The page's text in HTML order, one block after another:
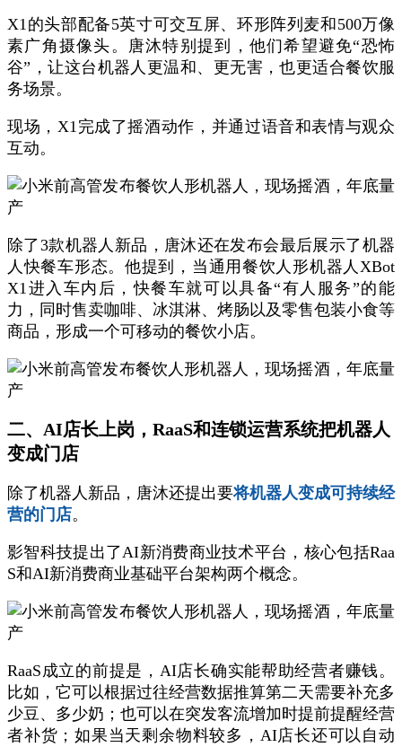
X1的头部配备5英寸可交互屏、环形阵列麦和500万像
素广角摄像头。唐沐特别提到，他们希望避免“恐怖
谷”，让这台机器人更温和、更无害，也更适合餐饮服
务场景。
现场，X1完成了摇酒动作，并通过语音和表情与观众
互动。
除了3款机器人新品，唐沐还在发布会最后展示了机器
人快餐车形态。他提到，当通用餐饮人形机器人XBot
X1进入车内后，快餐车就可以具备“有人服务”的能
力，同时售卖咖啡、冰淇淋、烤肠以及零售包装小食等
商品，形成一个可移动的餐饮小店。
二、AI店长上岗，RaaS和连锁运营系统把机器人
变成门店
除了机器人新品，唐沐还提出要将机器人变成可持续经
营的门店。
影智科技提出了AI新消费商业技术平台，核心包括Raa
S和AI新消费商业基础平台架构两个概念。
RaaS成立的前提是，AI店长确实能帮助经营者赚钱。
比如，它可以根据过往经营数据推算第二天需要补充多
少豆、多少奶；也可以在突发客流增加时提前提醒经营
者补货；如果当天剩余物料较多，AI店长还可以自动